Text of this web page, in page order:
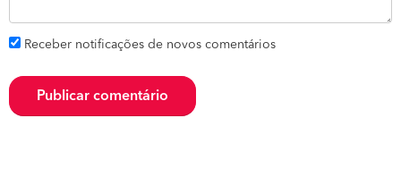
Receber notificações de novos comentários
Publicar comentário